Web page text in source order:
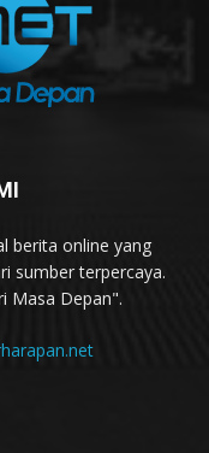
berita online yang
sumber terpercaya.
Masa Depan".